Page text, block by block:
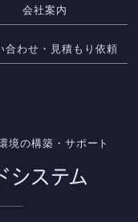
会社案内
合わせ・見積もり依頼
境の構築・サポート